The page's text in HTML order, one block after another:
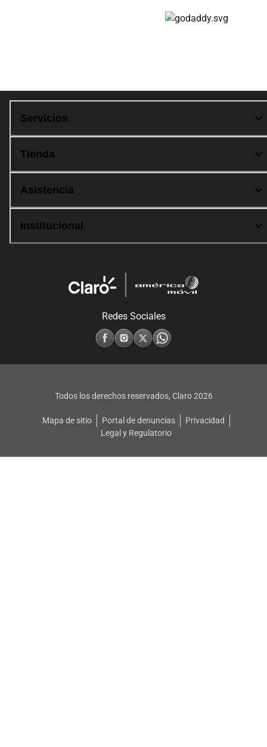
Servicios
Tienda
Asistencia
Institucional
Redes Sociales
Todos los derechos reservados, Claro 2026
Mapa de sitio Portal de denuncias
Privacidad
Legal y Regulatorio